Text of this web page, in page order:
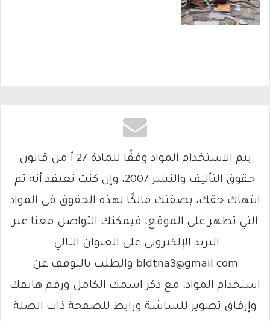
يتم الاستخدام المواد وفقًا للمادة 27 أ من قانون
حقوق التأليف والنشر 2007، وإن كنت تعتقد أنه تم
انتهاك حقك، بصفتك مالكًا لهذه الحقوق في المواد
التي تظهر على الموقع، فيمكنك التواصل معنا عبر
البريد الإلكتروني على العنوان التالي:
bldtna3@gmail.com والطلب بالتوقف عن
استخدام المواد، مع ذكر اسمك الكامل ورقم هاتفك
وإرفاق تصوير للشاشة ورابط للصفحة ذات الصلة